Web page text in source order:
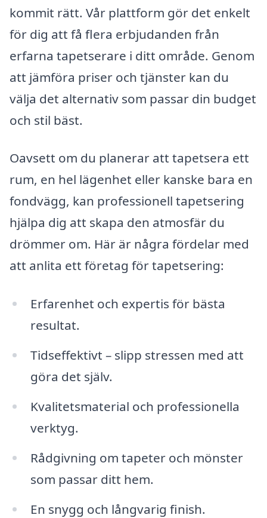
kommit rätt. Vår plattform gör det enkelt
för dig att få flera erbjudanden från
erfarna tapetserare i ditt område. Genom
att jämföra priser och tjänster kan du
välja det alternativ som passar din budget
och stil bäst.
Oavsett om du planerar att tapetsera ett
rum, en hel lägenhet eller kanske bara en
fondvägg, kan professionell tapetsering
hjälpa dig att skapa den atmosfär du
drömmer om. Här är några fördelar med
att anlita ett företag för tapetsering:
Erfarenhet och expertis för bästa
resultat.
Tidseffektivt – slipp stressen med att
göra det själv.
Kvalitetsmaterial och professionella
verktyg.
Rådgivning om tapeter och mönster
som passar ditt hem.
En snygg och långvarig finish.